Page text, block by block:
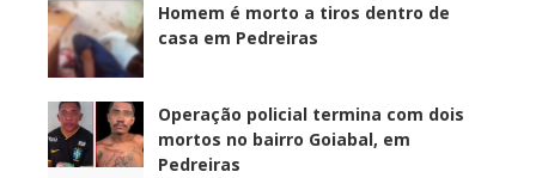
Homem é morto a tiros dentro de
casa em Pedreiras
Operação policial termina com dois
mortos no bairro Goiabal, em
Pedreiras